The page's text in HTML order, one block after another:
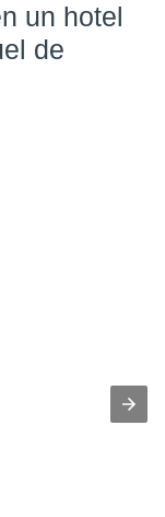
un hotel
de